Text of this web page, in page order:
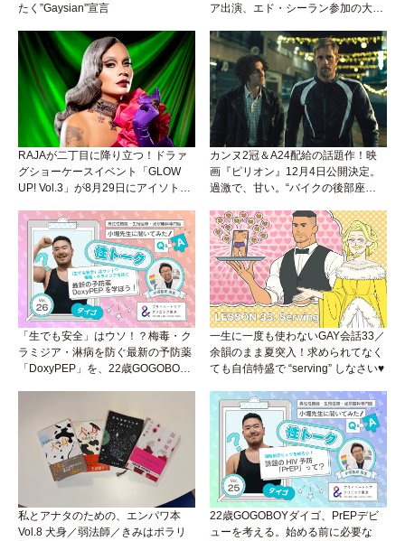
たく”Gaysian”宣言
ア出演、エド・シーラン参加の大胆
RAJAが二丁目に降り立つ！ドラァ
グショーケースイベント「GLOW
UP! Vol.3」が8月29日にアイソトー
カンヌ2冠＆A24配給の話題作！映
画『ピリオン』12月4日公開決定。
過激で、甘い。“バイクの後部座
「生でも安全」はウソ！？梅毒・ク
ラミジア・淋病を防ぐ最新の予防薬
「DoxyPEP」を、22歳GOGOBOY
（Vol.26）
一生に一度も使わないGAY会話33／
余韻のまま夏突入！求められてなく
ても自信特盛で “serving” しなさい♥
私とアナタのための、エンパワ本
Vol.8 犬身／弱法師／きみはポラリ
22歳GOGOBOYダイゴ、PrEPデビ
ューを考える。始める前に必要な